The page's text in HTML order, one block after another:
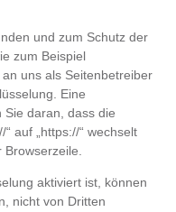
und zum Schutz der
zum Beispiel
uns als Seitenbetreiber
Eine
Sie daran, dass die
auf „https://“ wechselt
aktiviert ist, können
nicht von Dritten